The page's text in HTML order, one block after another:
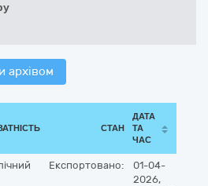
архівом
СТАН
ДАТА
ТА
ЧАС
Експортовано:
01-04-
2026,